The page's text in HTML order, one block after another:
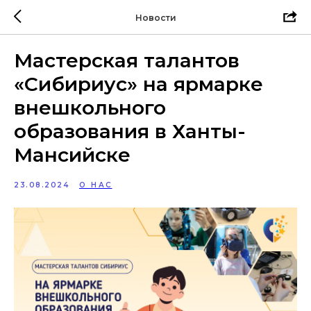
Новости
Мастерская талантов
«Сибириус» на ярмарке
внешкольного
образования в Ханты-
Мансийске
23.08.2024 О НАС